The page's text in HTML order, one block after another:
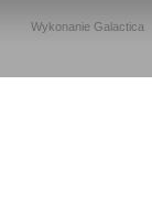
Wykonanie Galactica